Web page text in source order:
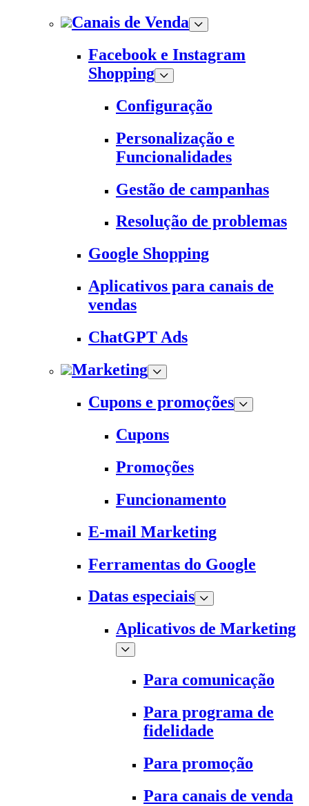
Canais de Venda
Facebook e Instagram
Shopping
Configuração
Personalização e
Funcionalidades
Gestão de campanhas
Resolução de problemas
Google Shopping
Aplicativos para canais de
vendas
ChatGPT Ads
Marketing
Cupons e promoções
Cupons
Promoções
Funcionamento
E-mail Marketing
Ferramentas do Google
Datas especiais
Aplicativos de Marketing
Para comunicação
Para programa de
fidelidade
Para promoção
Para canais de venda